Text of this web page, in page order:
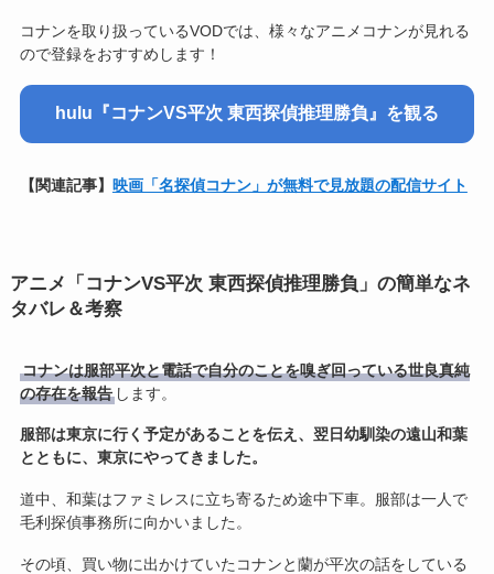
コナンを取り扱っているVODでは、様々なアニメコナンが見れる
ので登録をおすすめします！
hulu『コナンVS平次 東西探偵推理勝負』を観る
【関連記事】 映画「名探偵コナン」が無料で見放題の配信サイト
アニメ「コナンVS平次 東西探偵推理勝負」の簡単なネ
タバレ＆考察
コナンは服部平次と電話で自分のことを嗅ぎ回っている世良真純
の存在を報告します。
服部は東京に行く予定があることを伝え、翌日幼馴染の遠山和葉
とともに、東京にやってきました。
道中、和葉はファミレスに立ち寄るため途中下車。服部は一人で
毛利探偵事務所に向かいました。
その頃、買い物に出かけていたコナンと蘭が平次の話をしている